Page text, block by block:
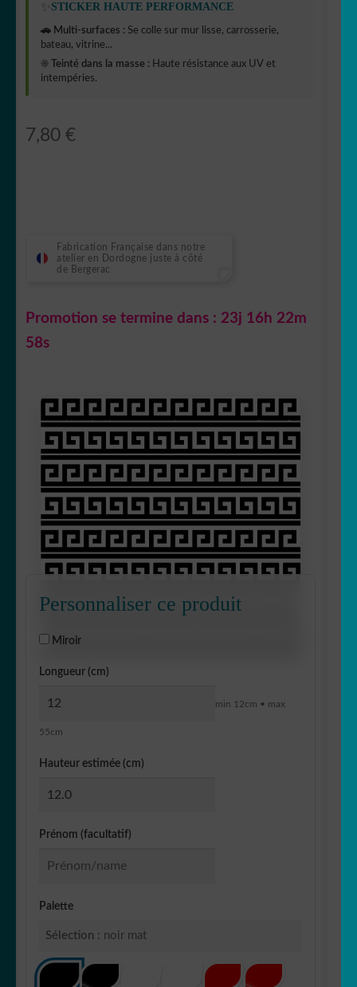
STICKER HAUTE PERFORMANCE
🚗 Multi-surfaces : Se colle sur mur lisse, carrosserie,
bateau, vitrine...
☀️ Teinté dans la masse : Haute résistance aux UV et
intempéries.
7,80 €
Fabrication Française dans notre
atelier en Dordogne juste à côté
de Bergerac
Promotion se termine dans : 23j 16h 22m
57s
Personnaliser ce produit
Miroir
Longueur (cm)
min 12cm • max
55cm
Hauteur estimée (cm)
Prénom (facultatif)
Palette
Sélection : noir mat